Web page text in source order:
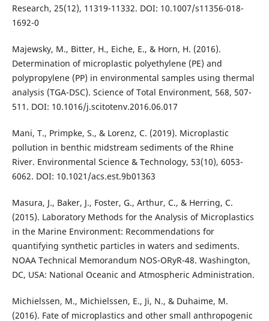
Research, 25(12), 11319-11332. DOI: 10.1007/s11356-018-
1692-0
Majewsky, M., Bitter, H., Eiche, E., & Horn, H. (2016).
Determination of microplastic polyethylene (PE) and
polypropylene (PP) in environmental samples using thermal
analysis (TGA-DSC). Science of Total Environment, 568, 507-
511. DOI: 10.1016/j.scitotenv.2016.06.017
Mani, T., Primpke, S., & Lorenz, C. (2019). Microplastic
pollution in benthic midstream sediments of the Rhine
River. Environmental Science & Technology, 53(10), 6053-
6062. DOI: 10.1021/acs.est.9b01363
Masura, J., Baker, J., Foster, G., Arthur, C., & Herring, C.
(2015). Laboratory Methods for the Analysis of Microplastics
in the Marine Environment: Recommendations for
quantifying synthetic particles in waters and sediments.
NOAA Technical Memorandum NOS-ORyR-48. Washington,
DC, USA: National Oceanic and Atmospheric Administration.
Michielssen, M., Michielssen, E., Ji, N., & Duhaime, M.
(2016). Fate of microplastics and other small anthropogenic